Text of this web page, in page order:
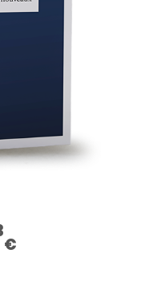
€